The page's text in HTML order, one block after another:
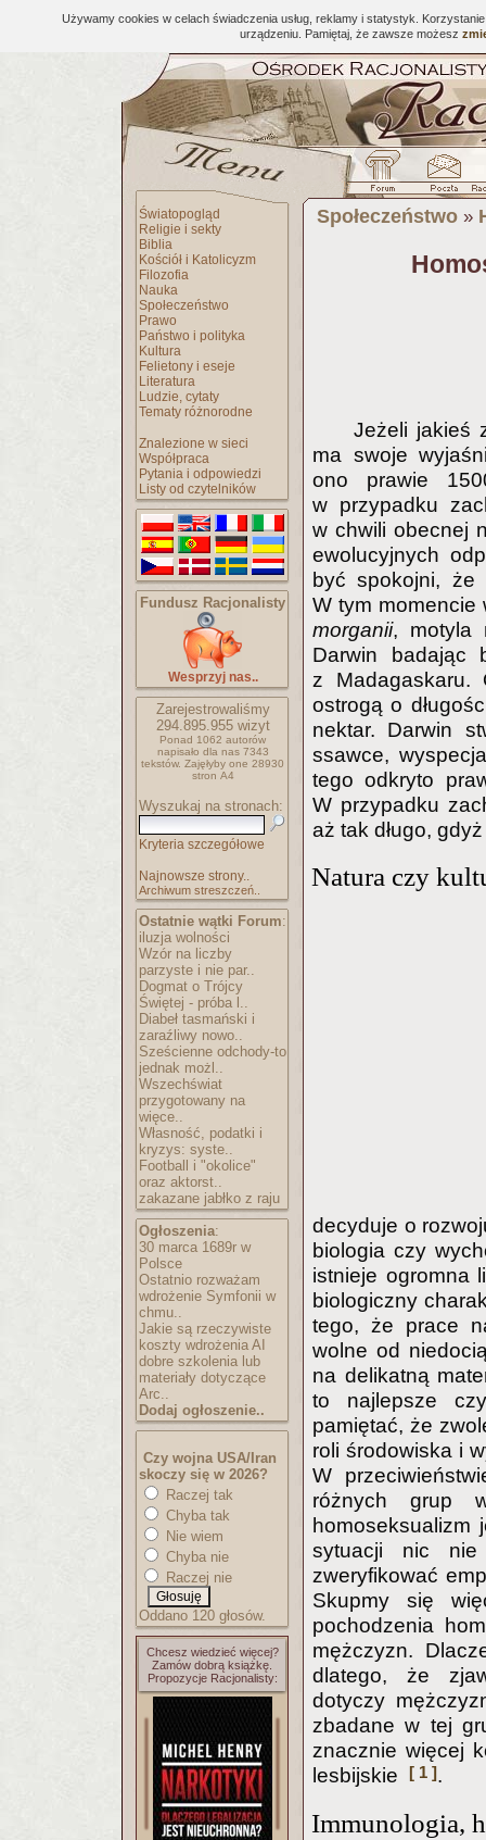
Używamy cookies w celach świadczenia usług, reklamy i statystyk.
urządzeniu. Pamiętaj, że zawsze możesz
Światopogląd
Religie i sekty
Biblia
Kościół i Katolicyzm
Filozofia
Nauka
Społeczeństwo
Prawo
Państwo i polityka
Kultura
Felietony i eseje
Literatura
Ludzie, cytaty
Tematy różnorodne
Znalezione w sieci
Współpraca
Pytania i odpowiedzi
Listy od czytelników
Fundusz Racjonalisty
Wesprzyj nas..
Zarejestrowaliśmy
294.895.955wizyt
Ponad 1062 autorów
napisało dla nas 7343
tekstów. Zajęłyby one 28930
stron A4
Wyszukaj na stronach:
Kryteria szczegółowe
Najnowsze strony..
Archiwum streszczeń..
Ostatnie wątki Forum:
iluzja wolności
Wzór na liczby
parzyste i nie par..
Dogmat o Trójcy
Świętej - próba l..
Diabeł tasmański i
zaraźliwy nowo..
Sześcienne odchody-to
jednak możl..
Wszechświat
przygotowany na
więce..
Własność, podatki i
kryzys: syste..
Football i "okolice"
oraz aktorst..
zakazane jabłko z raju
Ogłoszenia:
30 marca 1689r w
Polsce
Ostatnio rozważam
wdrożenie Symfonii w
chmu..
Jakie są rzeczywiste
koszty wdrożenia AI
dobre szkolenia lub
materiały dotyczące
Arc..
Dodaj ogłoszenie..
Czy wojna USA/Iran
skoczy się w 2026?
Raczej tak
Chyba tak
Nie wiem
Chyba nie
Raczej nie
Oddano 120 głosów.
Chcesz wiedzieć więcej?
Zamów dobrą książkę.
Propozycje Racjonalisty:
Społeczeństwo »
Jeżeli jakieś
ma swoje
ono prawie
w przypadku
w chwili obecnej
ewolucyjnych
być spokojni, że
W tym
morganii, motyla
Darwin badając
z Madagaskaru.
ostrogą o
nektar. Darwin
ssawce,
tego odkryto
W przypadku
aż tak długo,
Natura czy
decyduje o
biologia czy
istnieje ogromna
biologiczny
tego, że prace
wolne od
na delikatną
to najlepsze
pamiętać, że
roli środowiska i
W
różnych grup
homoseksualizm
sytuacji nic
zweryfikować
Skupmy się
pochodzenia
mężczyzn.
dlatego, że
dotyczy
zbadane w tej
znacznie więcej
lesbijskie
[ 1 ].
Immunologia,